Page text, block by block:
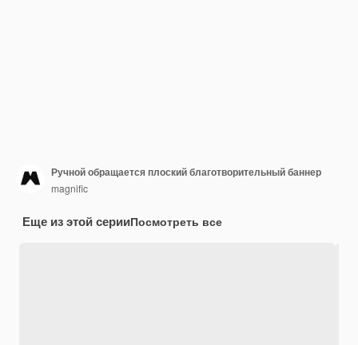
Ручной обращается плоский благотворительный баннер
magnific
Еще из этой серииПосмотреть все